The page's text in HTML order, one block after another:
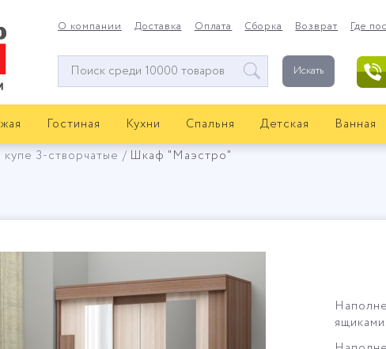
О компании Доставка Оплата Сборка Возврат Где
Окно
поиска
Искать
Гостиная Кухни Спальня Детская Ванная
3-створчатые Шкаф "Маэстро"
ящиками.